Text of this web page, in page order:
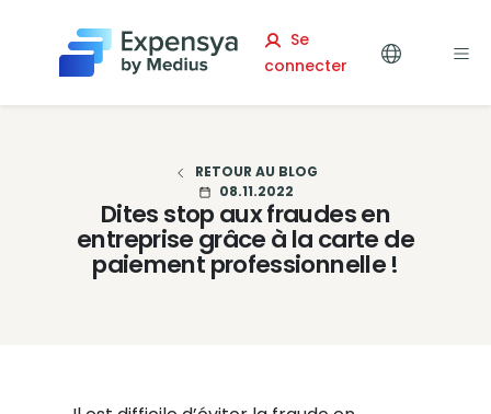
Expensya
Se
connecter
RETOUR AU BLOG
08.11.2022
Dites stop aux fraudes en
entreprise grâce à la carte de
paiement professionnelle !